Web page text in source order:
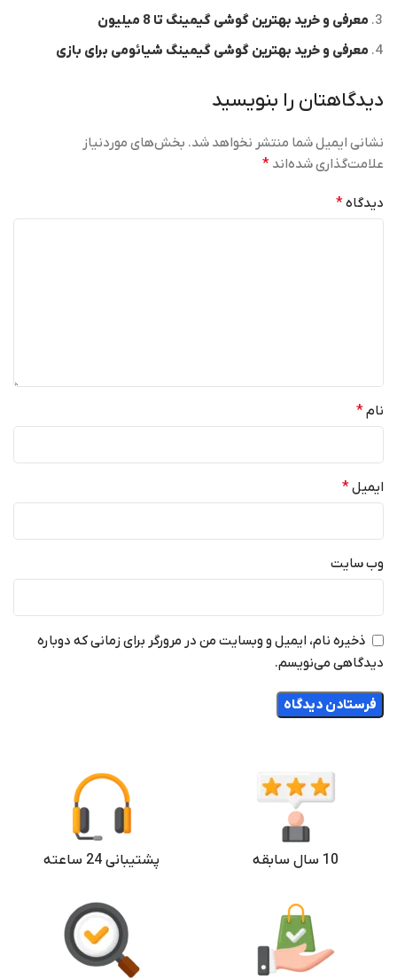
معرفی و خرید بهترین گوشی گیمینگ تا 8 میلیون
معرفی و خرید بهترین گوشی گیمینگ شیائومی برای بازی
دیدگاهتان را بنویسید
نشانی ایمیل شما منتشر نخواهد شد. بخش‌های موردنیاز
علامت‌گذاری شده‌اند *
دیدگاه*
نام*
ایمیل*
وب‌ سایت
ذخیره نام، ایمیل و وبسایت من در مرورگر برای زمانی که دوباره
دیدگاهی می‌نویسم.
10 سال سابقه پشتیبانی 24 ساعته